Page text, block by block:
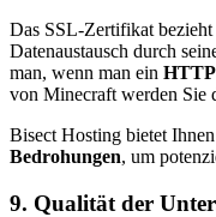
Das SSL-Zertifikat
Datenaustausch durch
man, wenn man ein
von Minecraft werden Sie
Bisect Hosting bietet
Bedrohungen, um
9. Qualität der